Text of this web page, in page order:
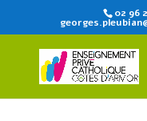
02 96